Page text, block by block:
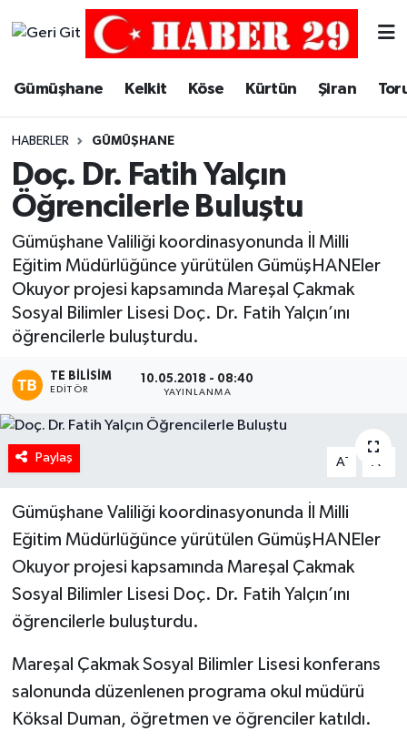
Gümüşhane Kelkit Köse Kürtün Şiran
HABERLER GÜMÜŞHANE
Doç. Dr. Fatih Yalçın
Öğrencilerle Buluştu
Gümüşhane Valiliği koordinasyonunda İl Milli
Eğitim Müdürlüğünce yürütülen GümüşHANEler
Okuyor projesi kapsamında Mareşal Çakmak
Sosyal Bilimler Lisesi Doç. Dr. Fatih Yalçın’ını
öğrencilerle buluşturdu.
TE BILISIM
EDITÖR
10.05.2018 - 08:40
YAYINLANMA
Paylaş A- A
Gümüşhane Valiliği koordinasyonunda İl Milli
Eğitim Müdürlüğünce yürütülen GümüşHANEler
Okuyor projesi kapsamında Mareşal Çakmak
Sosyal Bilimler Lisesi Doç. Dr. Fatih Yalçın’ını
öğrencilerle buluşturdu.
Mareşal Çakmak Sosyal Bilimler Lisesi konferans
salonunda düzenlenen programa okul müdürü
Köksal Duman, öğretmen ve öğrenciler katıldı.
Merkez Trafik Yoğunluk Haritası
Süper Lig Puan Durumu ve Fikstür
Tüm Manşetler
Son Dakika Haberleri
Haber Arşivi